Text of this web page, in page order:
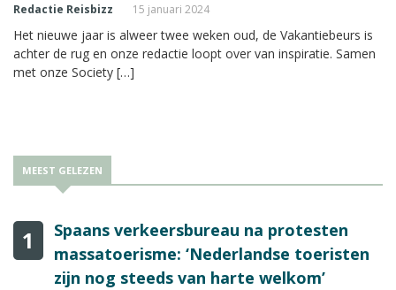
Redactie Reisbizz 15 januari 2024
Het nieuwe jaar is alweer twee weken oud, de Vakantiebeurs is
achter de rug en onze redactie loopt over van inspiratie. Samen
met onze Society […]
MEEST GELEZEN
1
Spaans verkeersbureau na protesten
massatoerisme: ‘Nederlandse toeristen
zijn nog steeds van harte welkom’